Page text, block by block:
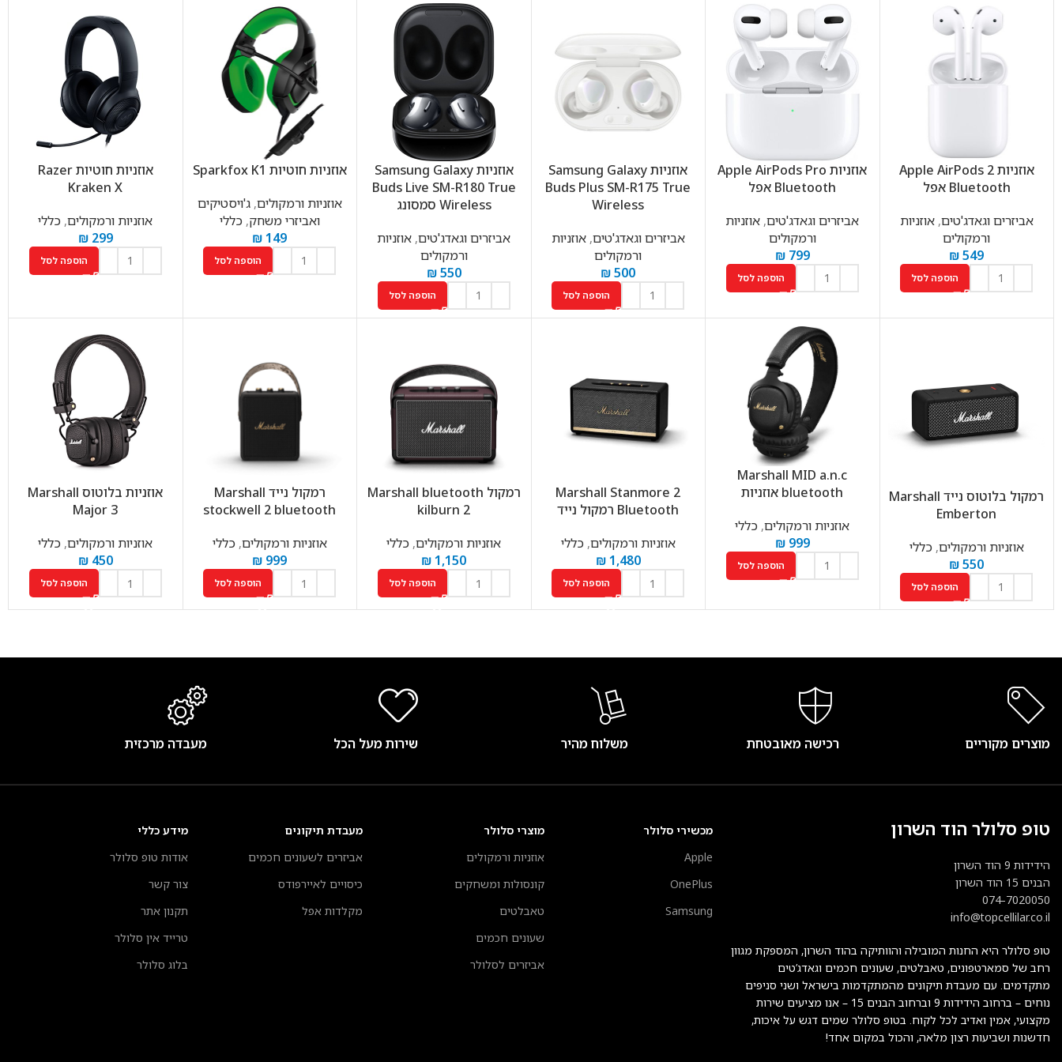
אוזניות Apple AirPods 2
Bluetooth אפל
אביזרים וגאדג'טים,אוזניות
ורמקולים
₪549
הוספה לסל
אוזניות Apple AirPods Pro
Bluetooth אפל
אביזרים וגאדג'טים, אוזניות
ורמקולים
₪799
הוספה לסל
אוזניות Samsung Galaxy
Buds Plus SM-R175 True
Wireless
אביזרים וגאדג'טים,אוזניות
ורמקולים
₪500
הוספה לסל
אוזניות Samsung Galaxy
Buds Live SM-R180 True
Wireless סמסונג
אביזרים וגאדג'טים, אוזניות
ורמקולים
₪550
הוספה לסל
אוזניות ‏חוטיות Sparkfox K1
אוזניות ורמקולים,ג'ויסטיקים
ואביזרי משחק,כללי
₪149
הוספה לסל
אוזניות ‏חוטיות Razer
Kraken X
אוזניות ורמקולים, כללי
₪299
הוספה לסל
רמקול בלוטוס נייד Marshall
Emberton
אוזניות ורמקולים,כללי
₪550
הוספה לסל
Marshall MID a.n.c
bluetooth אוזניות
אוזניות ורמקולים, כללי
₪999
הוספה לסל
Marshall Stanmore 2
Bluetooth רמקול נייד
אוזניות ורמקולים,כללי
₪1,480
הוספה לסל
רמקול Marshall bluetooth
kilburn 2
אוזניות ורמקולים, כללי
₪1,150
הוספה לסל
רמקול נייד Marshall
stockwell 2 bluetooth
אוזניות ורמקולים,כללי
₪ 999
הוספה לסל
אוזניות בלוטוס Marshall
Major 3
אוזניות ורמקולים, כללי
₪450
הוספה לסל
מוצרים מקוריים רכישה מאובטחת משלוח מהיר שירות מעל הכל מעבדה מרכזית
טופ סלולר הוד השרון
הידידות 9 הוד השרון
הבנים 15 הוד השרון
074-7020050
info@topcellilar.co.il
טופ סלולר היא החנות המובילה והוותיקה בהוד השרון, המספקת מגוון
רחב של סמארטפונים, טאבלטים, שעונים חכמים וגאדג’טים
מתקדמים. עם מעבדת תיקונים מהמתקדמות בישראל ושני סניפים
נוחים – ברחוב הידידות 9 וברחוב הבנים 15 – אנו מציעים שירות
מקצועי, אמין ואדיב לכל לקוח. בטופ סלולר שמים דגש על איכות,
חדשנות ושביעות רצון מלאה, והכול במקום אחד!
מכשירי סלולר
Apple
OnePlus
Samsung
מוצרי סלולר
אוזניות ורמקולים
קונסולות ומשחקים
טאבלטים
שעונים חכמים
אביזרים לסלולר
מעבדת תיקונים
אביזרים לשעונים חכמים
כיסויים לאיירפודס
מקלדות אפל
מידע כללי
אודות טופ סלולר
צור קשר
תקנון אתר
טרייד אין סלולר
בלוג סלולר